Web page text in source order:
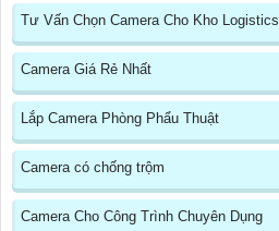
Tư Vấn Chọn Camera Cho Kho Logistics
Camera Giá Rẻ Nhất
Lắp Camera Phòng Phẩu Thuật
Camera có chống trộm
Camera Cho Công Trình Chuyên Dụng